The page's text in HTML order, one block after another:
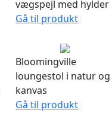
vægspejl med hylder
Gå til produkt
Bloomingville
loungestol i natur og
kanvas
Gå til produkt